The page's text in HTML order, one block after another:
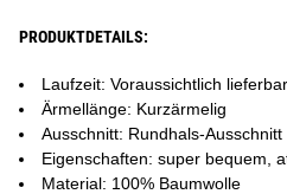
PRODUKTDETAILS:
Laufzeit: Voraussichtlich
Ärmellänge: Kurzärmelig
Ausschnitt: Rundhals-Ausschnitt
Eigenschaften: super bequem,
Material: 100% Baumwolle